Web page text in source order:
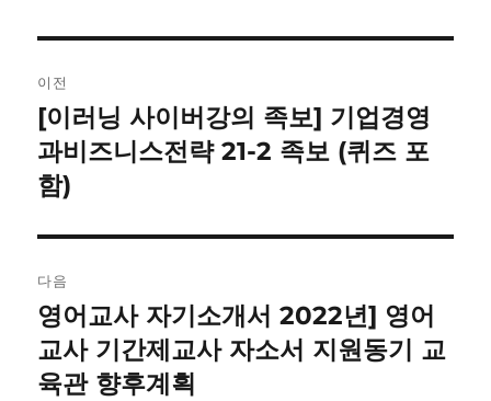
내
비
게
이
션
이전
이
전
글:
[이러닝 사이버강의 족보] 기업경영
과비즈니스전략 21-2 족보 (퀴즈 포
함)
다음
다
음
글:
영어교사 자기소개서 2022년] 영어
교사 기간제교사 자소서 지원동기 교
육관 향후계획